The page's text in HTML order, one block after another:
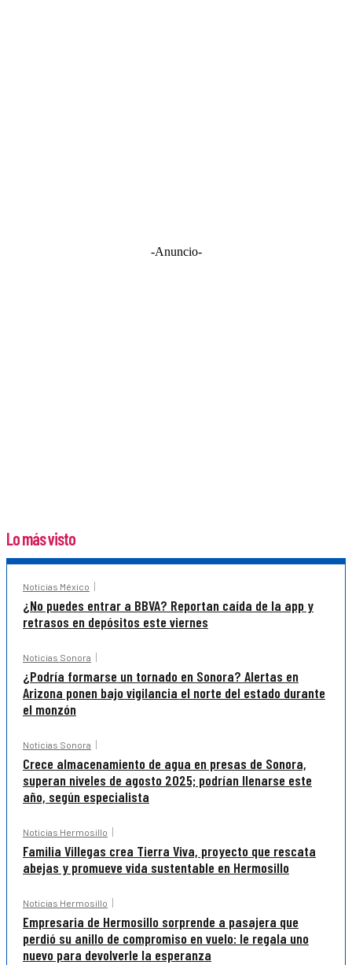
-Anuncio-
Lo más visto
Noticias México
¿No puedes entrar a BBVA? Reportan caída de la app y
retrasos en depósitos este viernes
Noticias Sonora
¿Podría formarse un tornado en Sonora? Alertas en
Arizona ponen bajo vigilancia el norte del estado durante
el monzón
Noticias Sonora
Crece almacenamiento de agua en presas de Sonora,
superan niveles de agosto 2025; podrían llenarse este
año, según especialista
Noticias Hermosillo
Familia Villegas crea Tierra Viva, proyecto que rescata
abejas y promueve vida sustentable en Hermosillo
Noticias Hermosillo
Empresaria de Hermosillo sorprende a pasajera que
perdió su anillo de compromiso en vuelo: le regala uno
nuevo para devolverle la esperanza